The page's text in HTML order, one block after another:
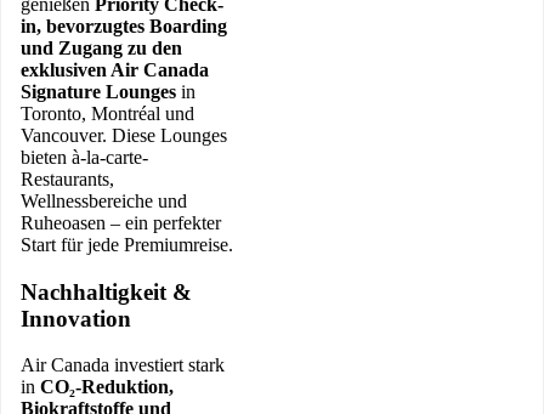
in, bevorzugtes Boarding
und Zugang zu den
exklusiven Air Canada
Signature Lounges in
Toronto, Montréal und
Vancouver. Diese Lounges
bieten à-la-carte-
Restaurants,
Wellnessbereiche und
Ruheoasen – ein perfekter
Start für jede Premiumreise.
Nachhaltigkeit &
Innovation
Air Canada investiert stark
in CO₂-Reduktion,
Biokraftstoffe und